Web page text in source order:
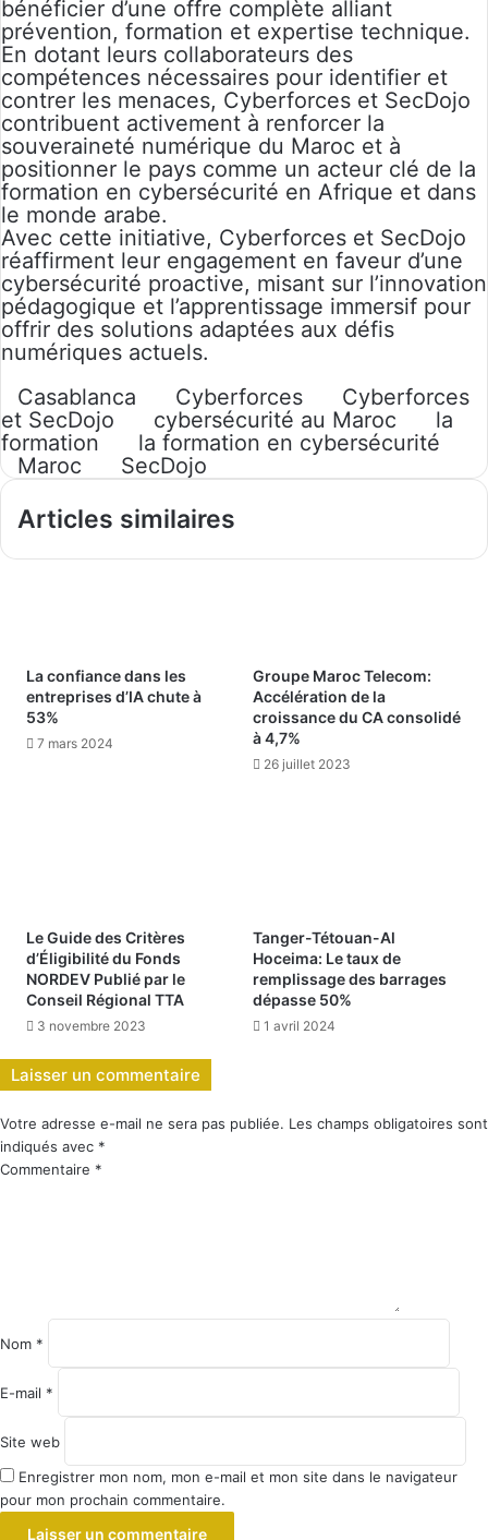
bénéficier d’une offre complète alliant
prévention, formation et expertise technique.
En dotant leurs collaborateurs des
compétences nécessaires pour identifier et
contrer les menaces, Cyberforces et SecDojo
contribuent activement à renforcer la
souveraineté numérique du Maroc et à
positionner le pays comme un acteur clé de la
formation en cybersécurité en Afrique et dans
le monde arabe.
Avec cette initiative, Cyberforces et SecDojo
réaffirment leur engagement en faveur d’une
cybersécurité proactive, misant sur l’innovation
pédagogique et l’apprentissage immersif pour
offrir des solutions adaptées aux défis
numériques actuels.
Casablanca
Cyberforces
Cyberforces
et SecDojo
cybersécurité au Maroc
la
formation
la formation en cybersécurité
Maroc
SecDojo
Articles similaires
La confiance dans les
entreprises d’IA chute à
53%
7 mars 2024
Groupe Maroc Telecom:
Accélération de la
croissance du CA consolidé
à 4,7%
26 juillet 2023
Le Guide des Critères
d’Éligibilité du Fonds
NORDEV Publié par le
Conseil Régional TTA
3 novembre 2023
Tanger-Tétouan-Al
Hoceima: Le taux de
remplissage des barrages
dépasse 50%
1 avril 2024
Laisser un commentaire
Votre adresse e-mail ne sera pas publiée. Les champs obligatoires sont
indiqués avec *
Commentaire *
Nom *
E-mail *
Site web
Enregistrer mon nom, mon e-mail et mon site dans le navigateur
pour mon prochain commentaire.